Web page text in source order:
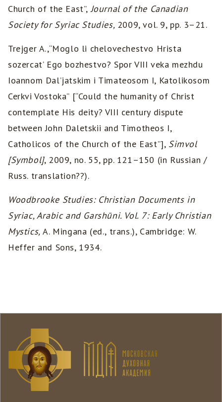
Church of the East”,Journal of the Canadian
Society for Syriac Studies, 2009, vol. 9, pp. 3–21.
Trejger A.,“Moglo li chelovechestvo Hrista
sozercat’ Ego bozhestvo? Spor VIII veka mezhdu
Ioannom Dal’jatskim i Timateosom I, Katolikosom
Cerkvi Vostoka” [“Could the humanity of Christ
contemplate His deity? VIII century dispute
between John Daletskii and Timotheos I,
Catholicos of the Church of the East”], Simvol
[Symbol], 2009, no. 55, pp. 121–150 (in Russian /
Russ. translation??).
Woodbrooke Studies: Christian Documents in
Syriac, Arabic and Garshūni. Vol. 7: Early Christian
Mystics,A. Mingana (ed., trans.), Cambridge: W.
Heffer and Sons, 1934.